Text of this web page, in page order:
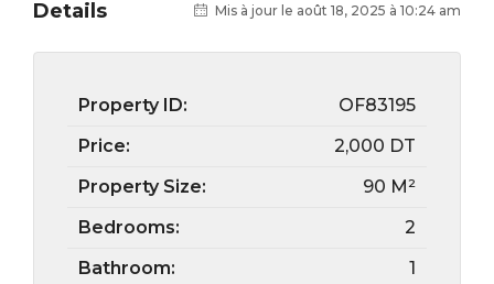
Details Mis à jour le août 18, 2025 à 10:24 am
Property ID:
OF83195
Price:
2,000 DT
Property Size:
90 M²
Bedrooms:
2
Bathroom:
1